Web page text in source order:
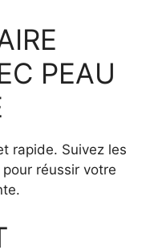
PEAU
rapide. Suivez les
réussir votre